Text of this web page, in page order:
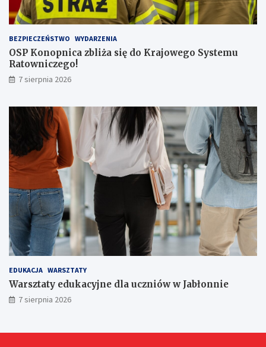
a
a
ż
e
r
!
BEZPIECZEŃSTWO WYDARZENIA
OSP Konopnica zbliża się do Krajowego Systemu
Ratowniczego!
7 sierpnia 2026
EDUKACJA WARSZTATY
Warsztaty edukacyjne dla uczniów w Jabłonnie
7 sierpnia 2026